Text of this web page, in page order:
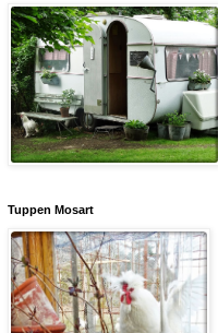
Tuppen Mosart